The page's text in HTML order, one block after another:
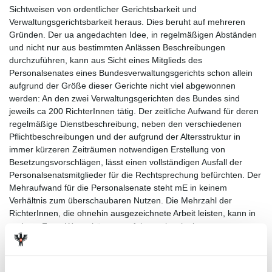
Sichtweisen von ordentlicher Gerichtsbarkeit und
Verwaltungsgerichtsbarkeit heraus. Dies beruht auf mehreren
Gründen. Der ua angedachten Idee, in regelmäßigen Abständen
und nicht nur aus bestimmten Anlässen Beschreibungen
durchzuführen, kann aus Sicht eines Mitglieds des
Personalsenates eines Bundesverwaltungsgerichts schon allein
aufgrund der Größe dieser Gerichte nicht viel abgewonnen
werden: An den zwei Verwaltungsgerichten des Bundes sind
jeweils ca 200 RichterInnen tätig. Der zeitliche Aufwand für deren
regelmäßige Dienstbeschreibung, neben den verschiedenen
Pflichtbeschreibungen und der aufgrund der Altersstruktur in
immer kürzeren Zeiträumen notwendigen Erstellung von
Besetzungsvorschlägen, lässt einen vollständigen Ausfall der
Personalsenatsmitglieder für die Rechtsprechung befürchten. Der
Mehraufwand für die Personalsenate steht mE in keinem
Verhältnis zum überschaubaren Nutzen. Die Mehrzahl der
RichterInnen, die ohnehin ausgezeichnete Arbeit leisten, kann in
anderer Form Wertschätzung erfahren als mit einer
notgedrungen standardisierten Dienstbeschreibung. Alle anderen